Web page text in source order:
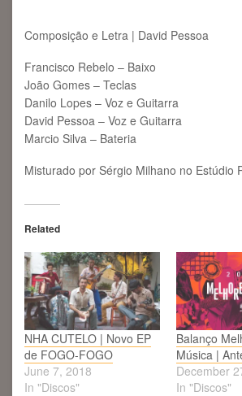
Composição e Letra | David Pessoa
Francisco Rebelo – Baixo
João Gomes – Teclas
Danilo Lopes – Voz e Guitarra
David Pessoa – Voz e Guitarra
Marcio Silva – Bateria
Misturado por Sérgio Milhano no Estúdio
Related
NHA CUTELO | Novo EP
de FOGO-FOGO
June 7, 2018
In "Discos"
Balanço
Música |
December
In "Discos"